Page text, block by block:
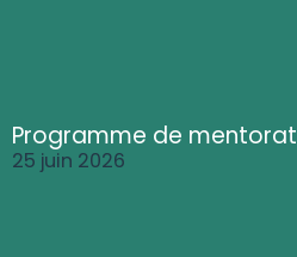
Programme de mentorat
25 juin 2026